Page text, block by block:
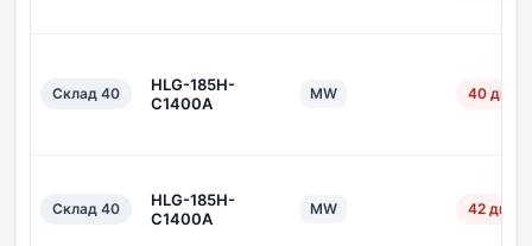
Склад 40
HLG-185H-
C1400A
MW 40 дн.
Склад 40
HLG-185H-
C1400A
MW 42 дн.